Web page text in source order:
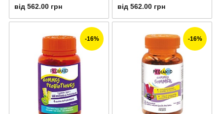
від 562.00 грн від 562.00 грн
-16% -16%